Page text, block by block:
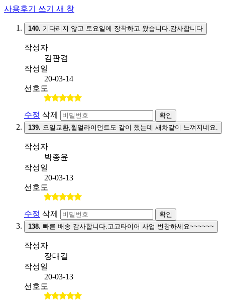
사용후기 쓰기 새 창
140. 기다리지 않고 토요일에 장착하고 왔습니다.감사합니다
작성자
김판겸
작성일
20-03-14
선호도
수정 삭제
확인
139. 오일교환,휠얼라이먼트도 같이 했는데 새차같이 느껴지네요.
작성자
박종윤
작성일
20-03-13
선호도
수정 삭제
확인
138. 빠른 배송 감사합니다.고고타이어 사업 번창하세요~~~~~~
작성자
장대길
작성일
20-03-13
선호도